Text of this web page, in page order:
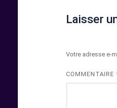
Laisser
Votre adresse e-
COMMENTAIRE